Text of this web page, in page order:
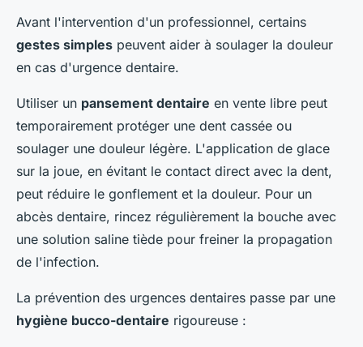
Avant l'intervention d'un professionnel, certains
gestes simples peuvent aider à soulager la douleur
en cas d'urgence dentaire.
Utiliser un pansement dentaire en vente libre peut
temporairement protéger une dent cassée ou
soulager une douleur légère. L'application de glace
sur la joue, en évitant le contact direct avec la dent,
peut réduire le gonflement et la douleur. Pour un
abcès dentaire, rincez régulièrement la bouche avec
une solution saline tiède pour freiner la propagation
de l'infection.
La prévention des urgences dentaires passe par une
hygiène bucco-dentaire rigoureuse :